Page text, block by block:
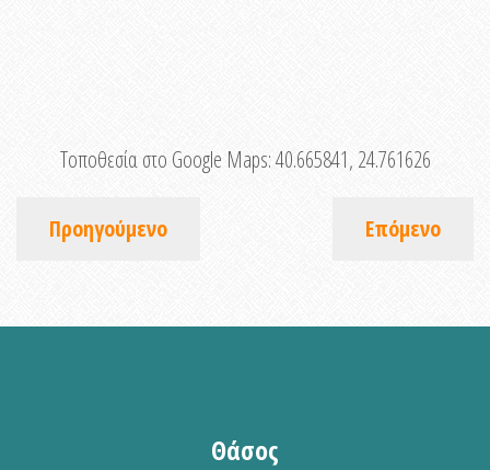
Τοποθεσία στο Google Maps:40.665841, 24.761626
Προηγούμενο Επόμενο
Θάσος